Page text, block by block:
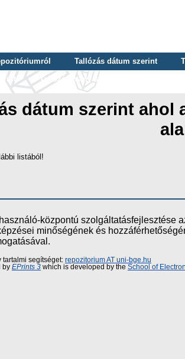
Tallózás dátum szerint
Tallózás nyelv szerint
dátum szerint ahol
listából!
központú szolgáltatásfejlesztése
minőségének és
tartalmi segítséget: repozitorium AT uni-bge.hu
by EPrints 3 which is developed by the School of